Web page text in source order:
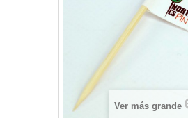
Ver más grande